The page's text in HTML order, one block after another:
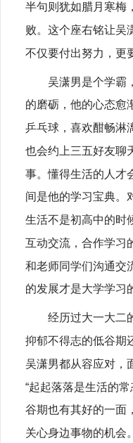
半句则 犹如腊月寒梅 ，
败。 这个座右铭让吴
不仅要付出努力，更
吴潇男是个学霸
的磨砺，他的心态愈
乒乓球， 喜欢酣畅淋
也会约上三五好友聊
事。懂得生活的人才
间是他的学习宝典。
生活不是初高中的时
互动交流，合作学习
和老师同学们沟通交
的发展才是大学学习
经历过大一大二
抑郁不得志的低谷期
吴潇男都从容应对，
“起起落落是生活的
谷期也有其好的一面
关心身边事物的机会